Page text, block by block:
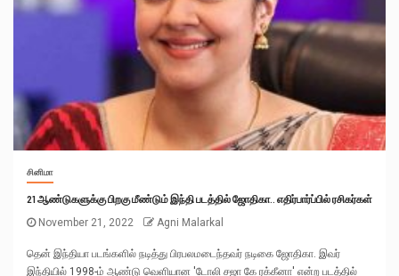
சினிமா
21 ஆண்டுகளுக்கு பிறகு மீண்டும் இந்தி படத்தில் ஜோதிகா.. எதிர்பார்ப்பில் ரசிகர்கள்
November 21, 2022
Agni Malarkal
தென் இந்தியா படங்களில் நடித்து பிரபலமடைந்தவர் நடிகை ஜோதிகா. இவர்
இந்தியில் 1998-ம் ஆண்டு வெளியான 'டோலி சஜா கே ரக்கீனா' என்ற படத்தில்